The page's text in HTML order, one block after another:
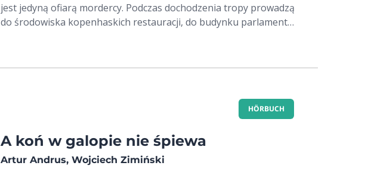
zabawny, zręcznie opowiedziany kryminał. Irish Independent
Wciągająca. Sunday Post Może i Brown porzucił mroczne zaułki
trzymająca w napięciu i dobrze osadzona w realiach... Gorąco
polecam! crimebookjunkie.co.uk
jest jedyną ofiarą mordercy. Podczas dochodzenia tropy prowadzą
do środowiska kopenhaskich restauracji, do budynku parlamentu
HÖRBUCH
A koń w galopie nie śpiewa
Artur Andrus, Wojciech Zimiński